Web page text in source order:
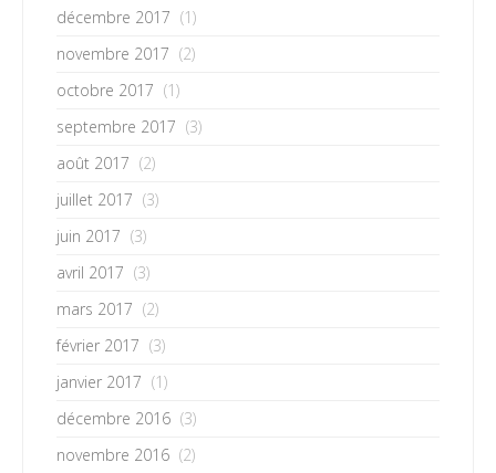
décembre 2017 (1)
novembre 2017 (2)
octobre 2017 (1)
septembre 2017 (3)
août 2017 (2)
juillet 2017 (3)
juin 2017 (3)
avril 2017 (3)
mars 2017 (2)
février 2017 (3)
janvier 2017 (1)
décembre 2016 (3)
novembre 2016 (2)